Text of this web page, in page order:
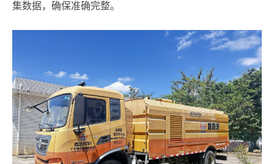
集数据，确保准确完整。